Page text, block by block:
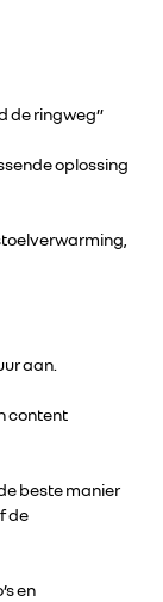
de ringweg”
oplossing
aan.
content
beste manier
de
en